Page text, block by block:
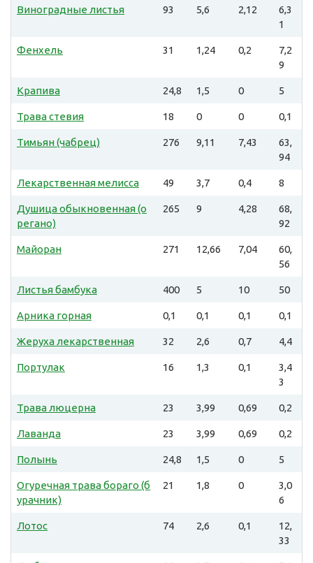
Виноградные листья 93 5,6 2,12
6,3
1
Фенхель 31 1,24 0,2
7,2
9
Крапива 24,8 1,5 0 5
Трава стевия 18 0 0 0,1
Тимьян (чабрец) 276 9,11 7,43
63,
94
Лекарственная мелисса 49 3,7 0,4 8
Душица обыкновенная (о
регано)
265 9 4,28
68,
92
Майоран 271 12,66 7,04
60,
56
Листья бамбука 400 5 10 50
Арника горная 0,1 0,1 0,1 0,1
Жеруха лекарственная 32 2,6 0,7 4,4
Портулак 16 1,3 0,1
3,4
3
Трава люцерна 23 3,99 0,69 0,2
Лаванда 23 3,99 0,69 0,2
Полынь 24,8 1,5 0 5
Огуречная трава бораго (б
урачник)
21 1,8 0
3,0
6
Лотос 74 2,6 0,1
12,
33